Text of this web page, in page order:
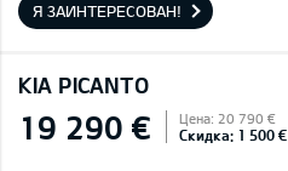
Я ЗАИНТЕРЕСОВАН!
KIA PICANTO
19 290 € Цена: 20 790 €
Скидка: 1 500 €